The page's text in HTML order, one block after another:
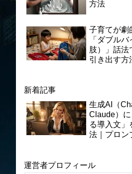
方法
子育てが劇
「ダブル
肢）」話法
引き出す方
新着記事
生成AI（
Claude）
る導入文」
法｜プロン
運営者プロフィール